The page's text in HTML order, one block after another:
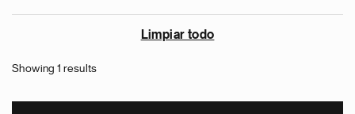
Limpiar todo
Showing 1 results